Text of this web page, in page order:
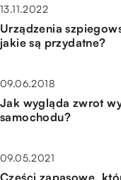
13.11.2022
Urządzenia
jakie są przydatne?
09.06.2018
Jak wygląda zwrot
samochodu?
09.05.2021
Części zapasowe,